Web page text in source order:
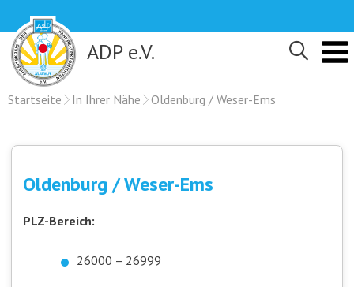
content
ADP e.V.
Startseite In Ihrer Nähe Oldenburg / Weser-Ems
Oldenburg / Weser-Ems
PLZ-Bereich:
26000 – 26999